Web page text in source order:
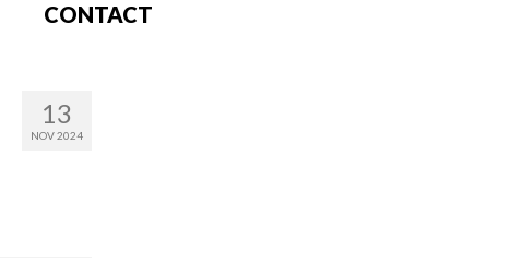
CONTACT
13
NOV 2024